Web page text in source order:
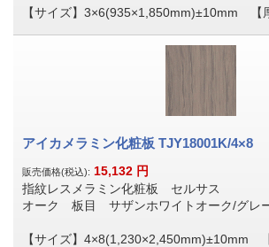
【サイズ】3×6(935×1,850mm)±10mm 【
アイカメラミン化粧板 TJY18001K/4×8
販売価格(税込): 15,132 円
指紋レスメラミン化粧板 セルサス
オーク 板目 サザンホワイトオーク/グレ
【サイズ】4×8(1,230×2,450mm)±10mm